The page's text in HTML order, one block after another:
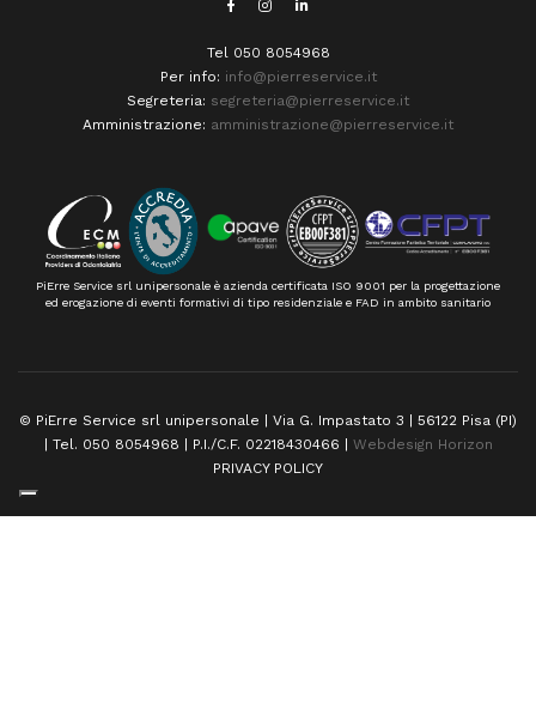
Tel 050 8054968
Per info: info@pierreservice.it
Segreteria: segreteria@pierreservice.it
Amministrazione: amministrazione@pierreservice.it
PiErre Service srl unipersonale è azienda certificata ISO 9001 per la progettazione
ed erogazione di eventi formativi di tipo residenziale e FAD in ambito sanitario
© PiErre Service srl unipersonale | Via G. Impastato 3 | 56122 Pisa (PI)
| Tel. 050 8054968 | P.I./C.F. 02218430466 | Webdesign Horizon
PRIVACY POLICY